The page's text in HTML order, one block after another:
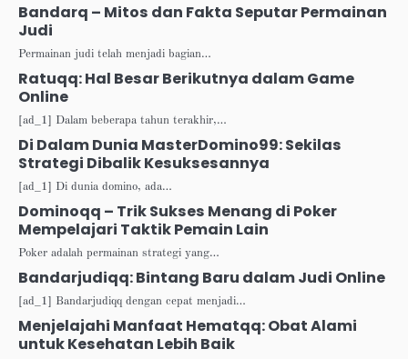
Bandarq – Mitos dan Fakta Seputar Permainan
Judi
Permainan judi telah menjadi bagian…
Ratuqq: Hal Besar Berikutnya dalam Game
Online
[ad_1] Dalam beberapa tahun terakhir,…
Di Dalam Dunia MasterDomino99: Sekilas
Strategi Dibalik Kesuksesannya
[ad_1] Di dunia domino, ada…
Dominoqq – Trik Sukses Menang di Poker
Mempelajari Taktik Pemain Lain
Poker adalah permainan strategi yang…
Bandarjudiqq: Bintang Baru dalam Judi Online
[ad_1] Bandarjudiqq dengan cepat menjadi…
Menjelajahi Manfaat Hematqq: Obat Alami
untuk Kesehatan Lebih Baik